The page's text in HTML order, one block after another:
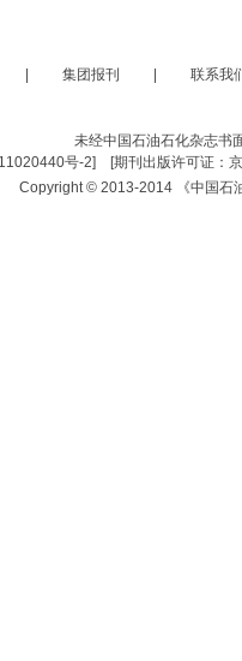
集团报刊 联系我
未经中国石油石化杂志书
号-2] [期刊出版许可证：
Copyright © 2013-2014 《中国石